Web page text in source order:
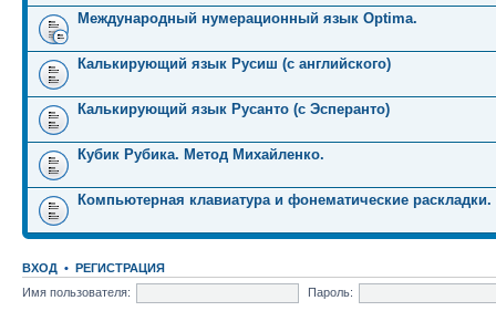
Международный нумерационный язык Optima.
Калькирующий язык Русиш (с английского)
Калькирующий язык Русанто (с Эсперанто)
Кубик Рубика. Метод Михайленко.
Компьютерная клавиатура и фонематические раскладки.
ВХОД • РЕГИСТРАЦИЯ
Имя пользователя:
Пароль: